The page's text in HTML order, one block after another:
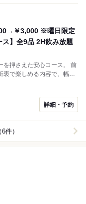
￥3,000 ※曜日限定
ス】全9品 2H飲み放題
押さえた安心コース。 前
衷で楽しめる内容で、幅広
日限定￥3,000（税込）で
詳細・予約
件）